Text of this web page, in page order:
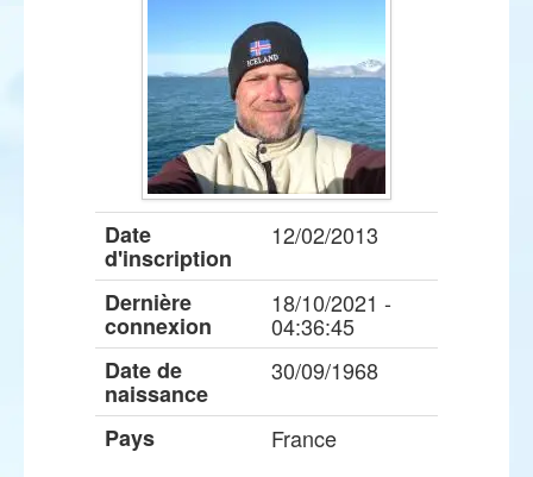
Date
d'inscription
12/02/2013
Dernière
connexion
18/10/2021 -
04:36:45
Date de
naissance
30/09/1968
Pays France